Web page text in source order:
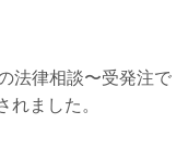
法律相談〜受発注で
れました。